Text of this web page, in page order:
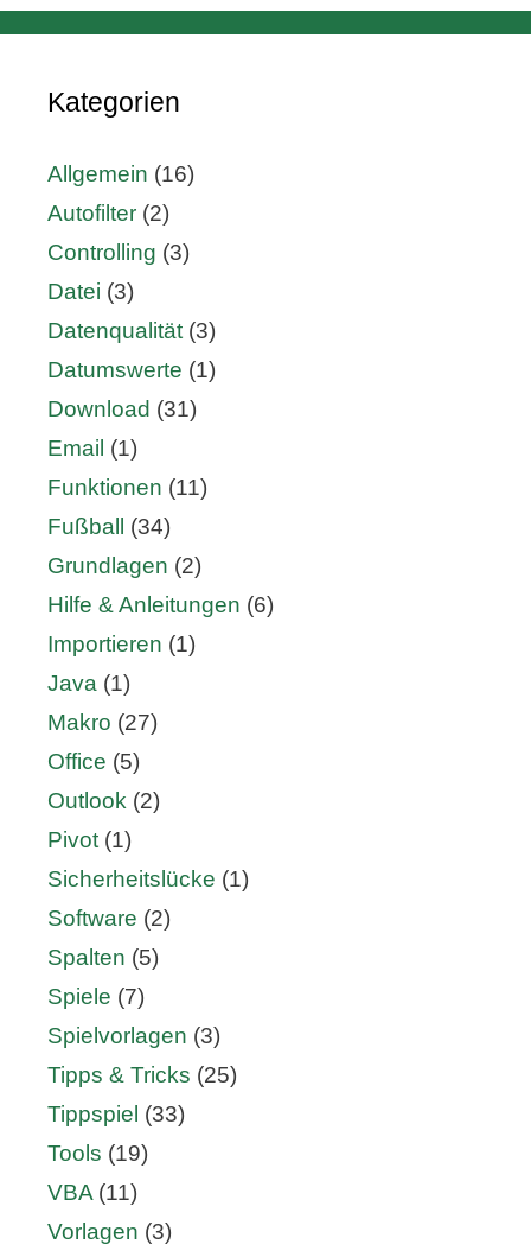
Kategorien
Allgemein (16)
Autofilter (2)
Controlling (3)
Datei (3)
Datenqualität(3)
Datumswerte (1)
Download (31)
Email (1)
Funktionen (11)
Fußball
(34)
Grundlagen (2)
Hilfe & Anleitungen (6)
Importieren (1)
Java (1)
Makro (27)
Office (5)
Outlook (2)
Pivot(1)
Sicherheitslücke (1)
Software (2)
Spalten (5)
Spiele (7)
Spielvorlagen (3)
Tipps & Tricks (25)
Tippspiel (33)
Tools (19)
VBA(11)
Vorlagen (3)